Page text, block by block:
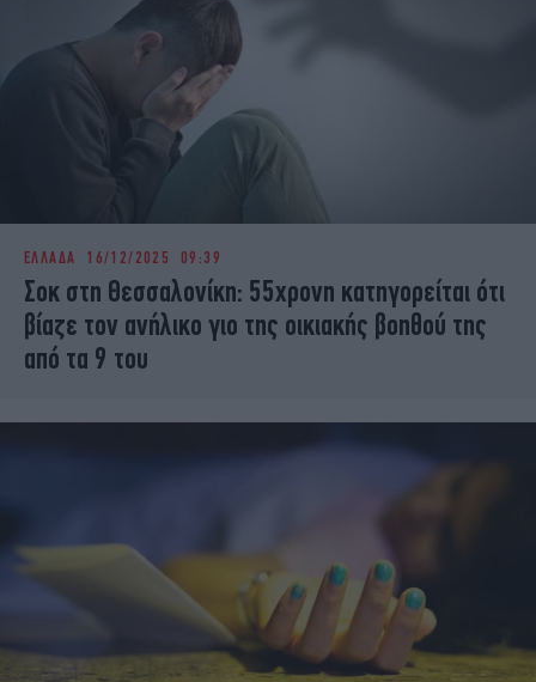
ΕΛΛΑΔΑ 16/12/2025 09:39
Σοκ στη Θεσσαλονίκη: 55χρονη κατηγορείται ότι
βίαζε τον ανήλικο γιο της οικιακής βοηθού της
από τα 9 του